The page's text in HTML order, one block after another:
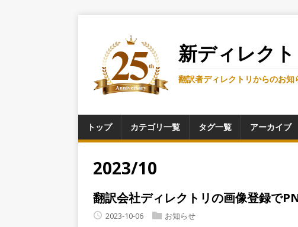
新ディレク
翻訳者ディレクトリからのお
トップ カテゴリ一覧 タグ一覧 アーカイブ
2023/10
翻訳会社ディレクトリの画像登録で
2023-10-06 お知らせ